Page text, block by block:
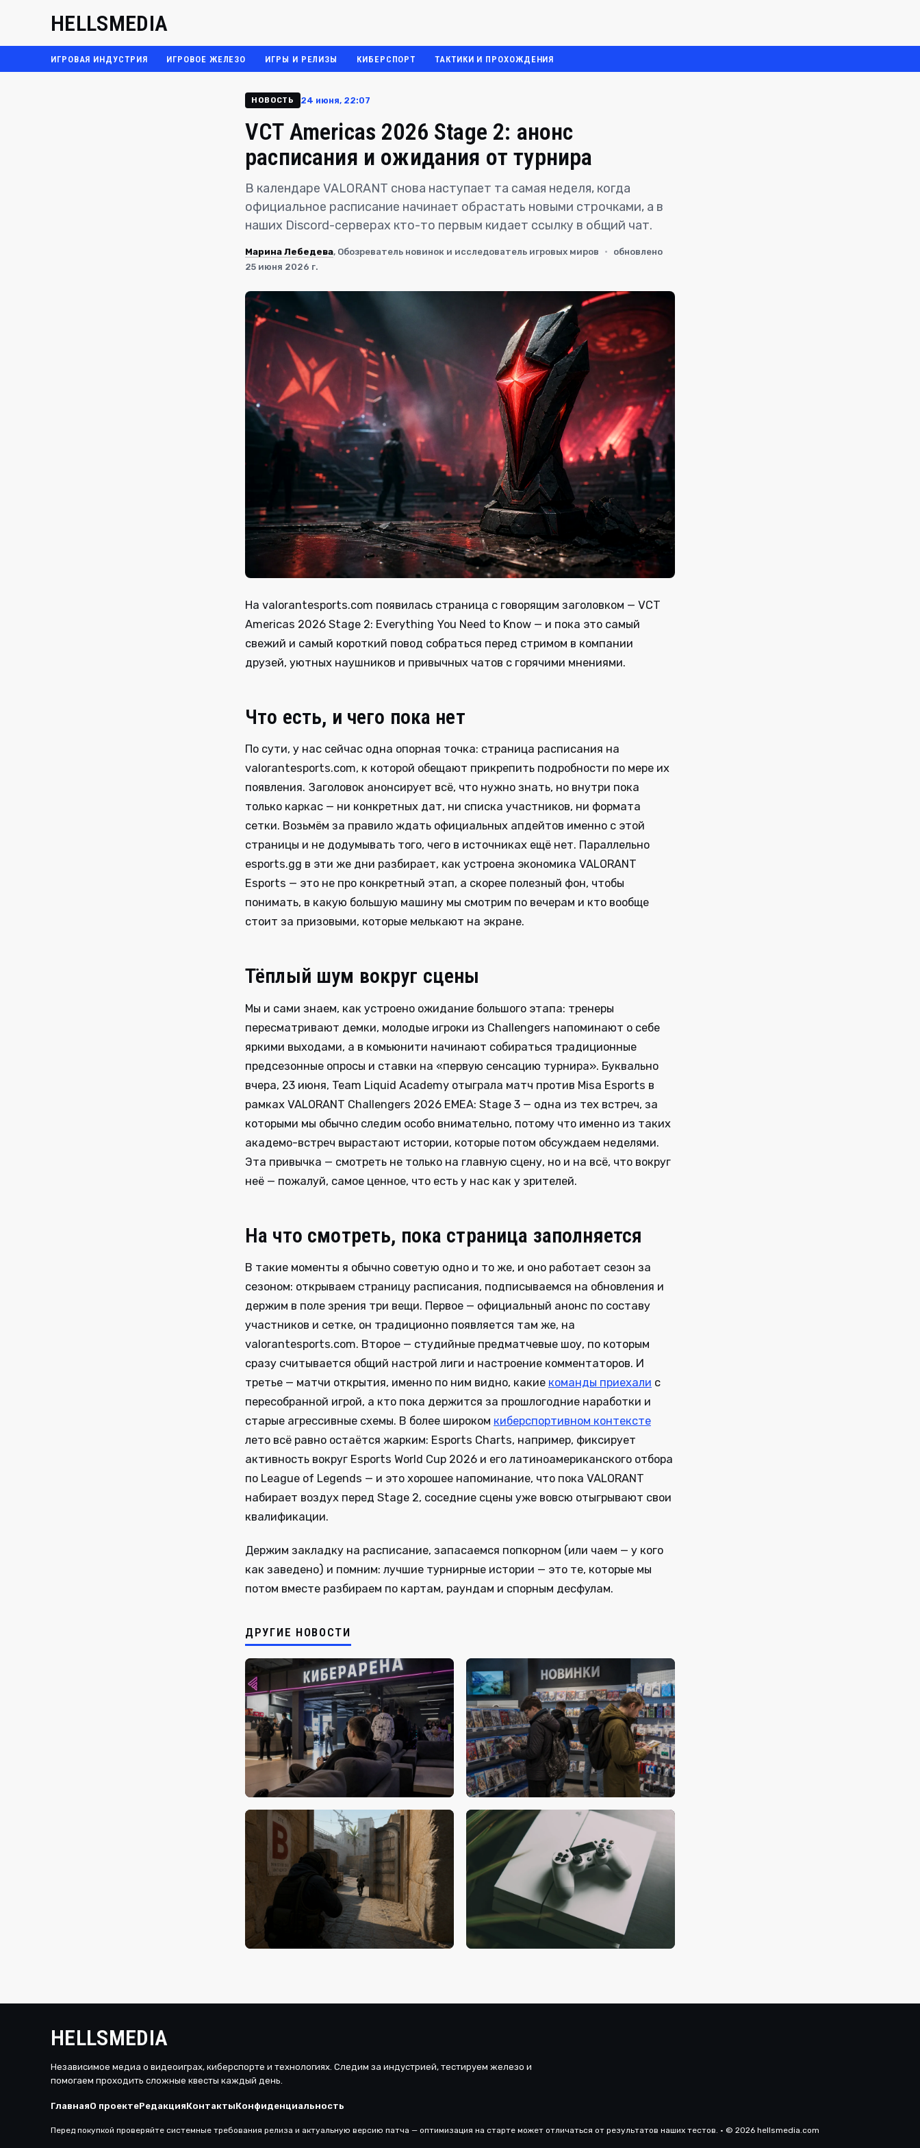
HELLSMEDIA
ИГРОВАЯ ИНДУСТРИЯ ИГРОВОЕ ЖЕЛЕЗО ИГРЫ И РЕЛИЗЫ КИБЕРСПОРТ ТАКТИКИ И ПРОХОЖДЕНИЯ
НОВОСТЬ 24 июня, 22:07
VCT Americas 2026 Stage 2: анонс
расписания и ожидания от турнира
В календаре VALORANT снова наступает та самая неделя, когда
официальное расписание начинает обрастать новыми строчками, а в
наших Discord-серверах кто-то первым кидает ссылку в общий чат.
Марина Лебедева, Обозреватель новинок и исследователь игровых миров ·
обновлено
25 июня 2026 г.
На valorantesports.com появилась страница с говорящим заголовком — VCT
Americas 2026 Stage 2: Everything You Need to Know — и пока это самый
свежий и самый короткий повод собраться перед стримом в компании
друзей, уютных наушников и привычных чатов с горячими мнениями.
Что есть, и чего пока нет
По сути, у нас сейчас одна опорная точка: страница расписания на
valorantesports.com, к которой обещают прикрепить подробности по мере их
появления. Заголовок анонсирует всё, что нужно знать, но внутри пока
только каркас — ни конкретных дат, ни списка участников, ни формата
сетки. Возьмём за правило ждать официальных апдейтов именно с этой
страницы и не додумывать того, чего в источниках ещё нет. Параллельно
esports.gg в эти же дни разбирает, как устроена экономика VALORANT
Esports — это не про конкретный этап, а скорее полезный фон, чтобы
понимать, в какую большую машину мы смотрим по вечерам и кто вообще
стоит за призовыми, которые мелькают на экране.
Тёплый шум вокруг сцены
Мы и сами знаем, как устроено ожидание большого этапа: тренеры
пересматривают демки, молодые игроки из Challengers напоминают о себе
яркими выходами, а в комьюнити начинают собираться традиционные
предсезонные опросы и ставки на «первую сенсацию турнира». Буквально
вчера, 23 июня, Team Liquid Academy отыграла матч против Misa Esports в
рамках VALORANT Challengers 2026 EMEA: Stage 3 — одна из тех встреч, за
которыми мы обычно следим особо внимательно, потому что именно из таких
академо-встреч вырастают истории, которые потом обсуждаем неделями.
Эта привычка — смотреть не только на главную сцену, но и на всё, что вокруг
неё — пожалуй, самое ценное, что есть у нас как у зрителей.
На что смотреть, пока страница заполняется
В такие моменты я обычно советую одно и то же, и оно работает сезон за
сезоном: открываем страницу расписания, подписываемся на обновления и
держим в поле зрения три вещи. Первое — официальный анонс по составу
участников и сетке, он традиционно появляется там же, на
valorantesports.com. Второе — студийные предматчевые шоу, по которым
сразу считывается общий настрой лиги и настроение комментаторов. И
третье — матчи открытия, именно по ним видно, какие команды приехали с
пересобранной игрой, а кто пока держится за прошлогодние наработки и
старые агрессивные схемы. В более широком киберспортивном контексте
лето всё равно остаётся жарким: Esports Charts, например, фиксирует
активность вокруг Esports World Cup 2026 и его латиноамериканского отбора
по League of Legends — и это хорошее напоминание, что пока VALORANT
набирает воздух перед Stage 2, соседние сцены уже вовсю отыгрывают свои
квалификации.
Держим закладку на расписание, запасаемся попкорном (или чаем — у кого
как заведено) и помним: лучшие турнирные истории — это те, которые мы
потом вместе разбираем по картам, раундам и спорным десфулам.
ДРУГИЕ НОВОСТИ
сегодня, 20:21
Будущее цифровых развлечений:
ключевые тенденции
сегодня, 13:19
Новому четвергу — новые игры!
Counter-Strike 2 стала самой
Программа стенда Nintendo на
HELLSMEDIA
Независимое медиа о видеоиграх, киберспорте и технологиях. Следим за индустрией, тестируем железо и
помогаем проходить сложные квесты каждый день.
ГлавнаяО проектеРедакцияКонтактыКонфиденциальность
Перед покупкой проверяйте системные требования релиза и актуальную версию патча — оптимизация на старте может отличаться от результатов наших тестов. · © 2026 hellsmedia.com